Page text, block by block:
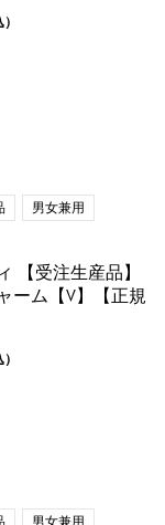
男女兼用
【受注生産品】
ーム【V】【正規
男女兼用